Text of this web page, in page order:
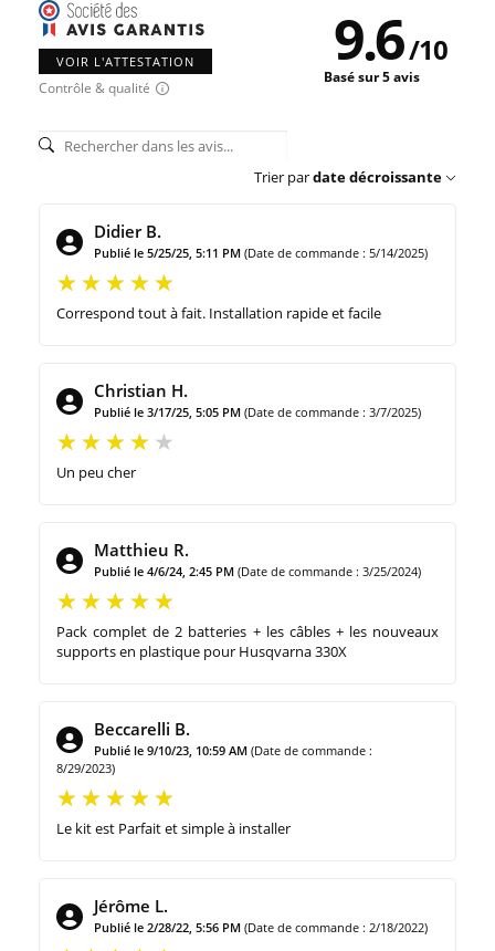
VOIR L'ATTESTATION
Contrôle & qualité
9.6/10
Basé sur 5 avis
Trier pardate décroissante
Didier B.
Publié le 5/25/25, 5:11 PM (Date de commande : 5/14/2025)
Correspond tout à fait. Installation rapide et facile
Christian H.
Publié le 3/17/25, 5:05 PM (Date de commande : 3/7/2025)
Un peu cher
Matthieu R.
Publié le 4/6/24, 2:45 PM (Date de commande : 3/25/2024)
Pack complet de 2 batteries + les câbles + les nouveaux
supports en plastique pour Husqvarna 330X
Beccarelli B.
Publié le 9/10/23, 10:59 AM (Date de commande :
8/29/2023)
Le kit est Parfait et simple à installer
Jérôme L.
Publié le 2/28/22, 5:56 PM (Date de commande : 2/18/2022)